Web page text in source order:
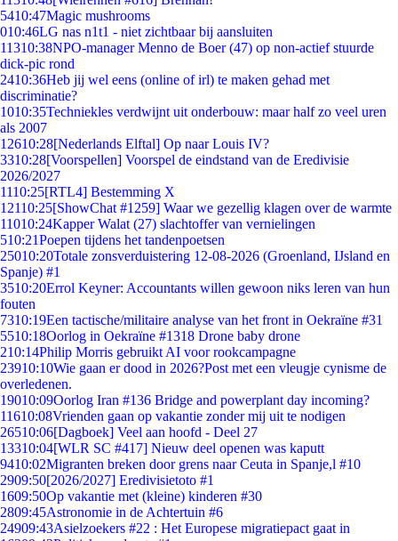
5410:47Magic mushrooms
010:46LG nas n1t1 - niet zichtbaar bij aansluiten
11310:38NPO-manager Menno de Boer (47) op non-actief stuurde
dick-pic rond
2410:36Heb jij wel eens (online of irl) te maken gehad met
discriminatie?
1010:35Techniekles verdwijnt uit onderbouw: maar half zo veel uren
als 2007
12610:28[Nederlands Elftal] Op naar Louis IV?
3310:28[Voorspellen] Voorspel de eindstand van de Eredivisie
2026/2027
1110:25[RTL4] Bestemming X
12110:25[ShowChat #1259] Waar we gezellig klagen over de warmte
11010:24Kapper Walat (27) slachtoffer van vernielingen
510:21Poepen tijdens het tandenpoetsen
25010:20Totale zonsverduistering 12-08-2026 (Groenland, IJsland en
Spanje) #1
3510:20Errol Keyner: Accountants willen gewoon niks leren van hun
fouten
7310:19Een tactische/militaire analyse van het front in Oekraïne #31
5510:18Oorlog in Oekraïne #1318 Drone baby drone
210:14Philip Morris gebruikt AI voor rookcampagne
23910:10Wie gaan er dood in 2026?Post met een vleugje cynisme de
overledenen.
19010:09Oorlog Iran #136 Bridge and powerplant day incoming?
11610:08Vrienden gaan op vakantie zonder mij uit te nodigen
26510:06[Dagboek] Veel aan hoofd - Deel 27
13310:04[WLR SC #417] Nieuw deel openen was kaputt
9410:02Migranten breken door grens naar Ceuta in Spanje,l #10
2909:50[2026/2027] Eredivisietoto #1
1609:50Op vakantie met (kleine) kinderen #30
2809:45Astronomie in de Achtertuin #6
24909:43Asielzoekers #22 : Het Europese migratiepact gaat in